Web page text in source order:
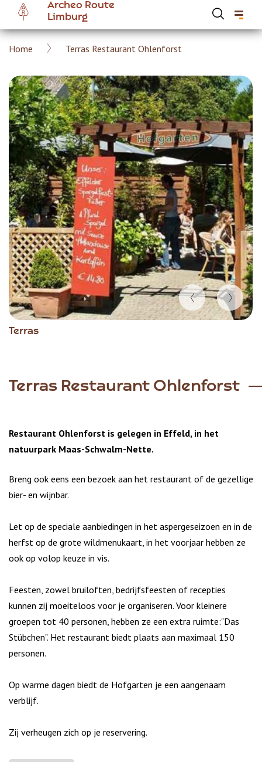
Overslaan
naar
gaan
Archeo Route
Limburg
Kruimelpad
Home Terras Restaurant Ohlenforst
Terras
Item
Terras Restaurant Ohlenforst
Restaurant Ohlenforst is gelegen in Effeld, in het
natuurpark Maas-Schwalm-Nette.
Breng ook eens een bezoek aan het restaurant of de gezellige
bier- en wijnbar.
Let op de speciale aanbiedingen in het aspergeseizoen en in de
herfst op de grote wildmenukaart, in het voorjaar hebben ze
ook op volop keuze in vis.
Feesten, zowel bruiloften, bedrijfsfeesten of recepties
kunnen zij moeiteloos voor je organiseren. Voor kleinere
groepen tot 40 personen, hebben ze een extra ruimte:"Das
Stübchen". Het restaurant biedt plaats aan maximaal 150
personen.
Op warme dagen biedt de Hofgarten je een aangenaam
verblijf.
Zij verheugen zich op je reservering.